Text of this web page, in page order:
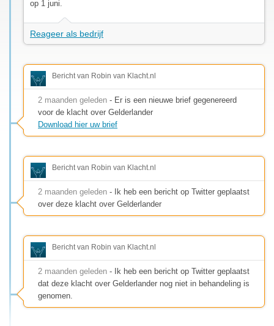
op 1 juni.
Reageer als bedrijf
Bericht van Robin van Klacht.nl
2 maanden geleden - Er is een nieuwe brief gegenereerd
voor de klacht over Gelderlander
Download hier uw brief
Bericht van Robin van Klacht.nl
2 maanden geleden - Ik heb een bericht op Twitter geplaatst
over deze klacht over Gelderlander
Bericht van Robin van Klacht.nl
2 maanden geleden - Ik heb een bericht op Twitter geplaatst
dat deze klacht over Gelderlander nog niet in behandeling is
genomen.